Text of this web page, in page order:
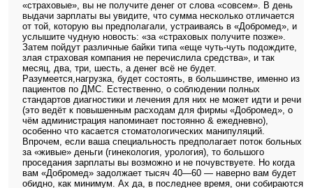
«страховые», вы не получите денег от слова «совсем». В день
выдачи зарплаты вы увидите, что сумма несколько отличается
от той, которую вы предполагали, устраиваясь в «Добромед», и
услышите чудную новость: «за «страховых получите позже».
Затем пойдут различные байки типа «еще чуть-чуть подождите,
злая страховая компания не перечислила средства», и так
месяц, два, три, шесть, а денег всё не будет.
Разумеется,нагрузка, будет состоять, в большинстве, именно из
пациентов по ДМС. Естественно, о соблюдении полных
стандартов диагностики и лечения для них не может идти и речи
(это ведёт к повышенным расходам для фирмы «Добромед», о
чём администрация напоминает постоянно & ежедневно),
особенно что касается стоматологических манипуляций.
Впрочем, если ваша специальность предполагает поток больных
за «живые» деньги (гинекология, урология), то большого
проседания зарплаты вы возможно и не почувствуете. Но когда
вам «Добромед» задолжает тысяч 40—60 — наверно вам будет
обидно, как минимум. Ах да, в последнее время, они собираются